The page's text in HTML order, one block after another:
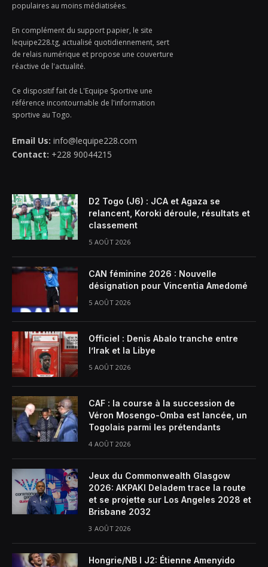
populaires au moins médiatisées.
En complément du support papier, le site
lequipe228.tg, actualisé quotidiennement, sert
de relais numérique et propose une couverture
réactive de l'actualité.
Ce dispositif fait de L'Equipe Sportive une
référence incontournable de l'information
sportive au Togo.
Email Us: info@lequipe228.com
Contact: +228 90044215
D2 Togo (J6) : JCA et Agaza se
relancent, Koroki déroule, résultats et
classement
5 AOÛT 2026
CAN féminine 2026 : Nouvelle
désignation pour Vincentia Amedomé
5 AOÛT 2026
Officiel : Denis Abalo tranche entre
l’Irak et la Libye
5 AOÛT 2026
CAF : la course à la succession de
Véron Mosengo-Omba est lancée, un
Togolais parmi les prétendants
4 AOÛT 2026
Jeux du Commonwealth Glasgow
2026: AKPAKI Deladem trace la route
et se projette sur Los Angeles 2028 et
Brisbane 2032
3 AOÛT 2026
Hongrie/NB I J2: Étienne Amenyido